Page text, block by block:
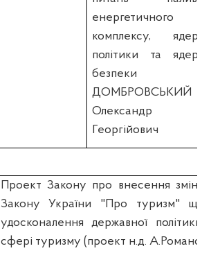
енергетичного
комплексу,
політики та
безпеки
ДОМБРОВСЬКИЙ
Олександр
Георгійович
Проект Закону про внесення змін
Закону України "Про туризм"
удосконалення державної політики
сфері туризму (проект н.д.